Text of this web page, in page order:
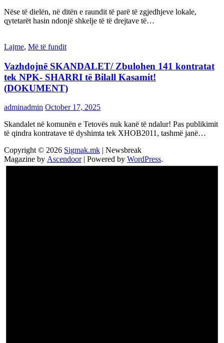
Nëse të dielën, në ditën e raundit të parë të zgjedhjeve lokale,
qytetarët hasin ndonjë shkelje të të drejtave të…
Lajme, Më të fundit
Vazhdojnē SKANDALET/ Zbulohen 141 kontratat
tek NPK- SHARRI të Bilall Kasamit!
(DOKUMENT)
adminadmin October 17, 2025
Skandalet në komunën e Tetovës nuk kanë të ndalur! Pas publikimit
të qindra kontratave të dyshimta tek XHOB2011, tashmë janë…
Copyright © 2026 Sigmak.mk | Newsbreak
Magazine by Ascendoor| Powered by WordPress.